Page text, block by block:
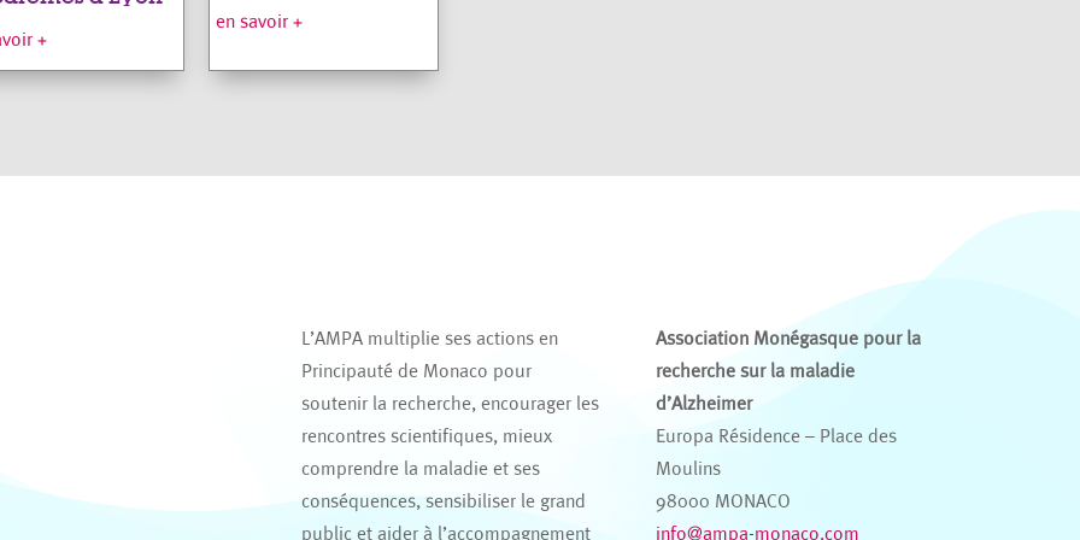
+
en savoir +
L’AMPA multiplie ses actions en
Principauté de Monaco pour
soutenir la recherche, encourager les
rencontres scientifiques, mieux
comprendre la maladie et ses
conséquences, sensibiliser le grand
public et aider à l’accompagnement
Association Monégasque pour la
recherche sur la maladie
d’Alzheimer
Europa Résidence – Place des
Moulins
98000 MONACO
info@ampa-monaco.com